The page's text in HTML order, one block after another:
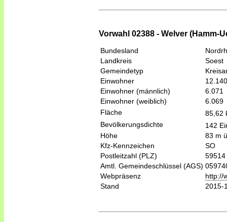
Vorwahl 02388 - Welver (Hamm-
Bundesland
Landkreis
Soest
Gemeindetyp
Einwohner
12.140
Einwohner (männlich)
6.071
Einwohner (weiblich)
6.069
Fläche
85,62
Bevölkerungsdichte
142
Höhe
83 m
Kfz-Kennzeichen
SO
Postleitzahl (PLZ)
59514
Amtl. Gemeindeschlüssel (AGS)
Webpräsenz
http://
Stand
2015-